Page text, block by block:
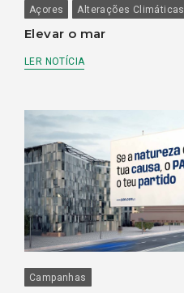
Açores Alterações Climáticas
Elevar o mar
LER NOTÍCIA
Campanhas